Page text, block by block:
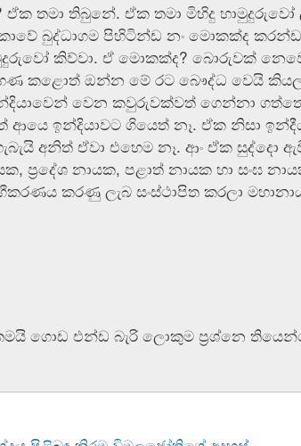
තමා තිබුනේ. ඒක තමා මිහිදු හාමුදුරුවෝ
බුද්ධාගම පිහිටින්ඩ නං මොකක්ද
කිව්වා. ඒ මොකක්ද? බොරුවක්
කළොත් ඔන්න මේ රට බෞද්ධ වෙයි
වෙන කවුරුවක්වත් ගෙන්නා
ඉන්දියාවට ගියෙත් නෑ. ඒක නිසා
අනිත් ඒවා එහෙම නෑ. ආං ඒක සුද්දො
ප්‍රදේශ නායක, පළාත් නායක හා සංඝ
කරණු ලැබ සංස්ථාපිත කරලා
ගොඩ එන්ඩ බැරි ලොකුම ප්‍රශ්නෙ